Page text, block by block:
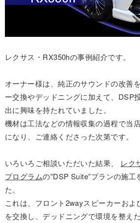
レクサス・RX350hの事例紹介です。
オーナー様は、純正のサウンドの改善
ー交換やデッドニングに加えて、DSP
出に興味を持たれていました。
機材は工法などの情報収集の過程で当
になり、ご連絡くださった次第です。
いろいろご相談いただいた結果、 レク
プログラムの”DSP Suite”プランの施
た。
これは、フロント2wayスピーカーおよ
を交換し、デッドニングで環境を整え